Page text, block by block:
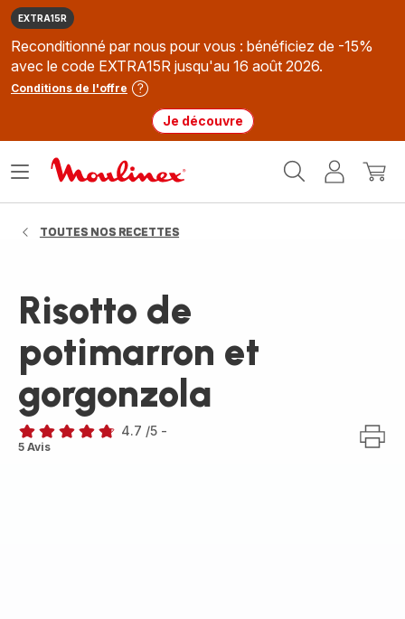
EXTRA15R
Reconditionné par nous pour vous : bénéficiez de -15%
avec le code EXTRA15R jusqu'au 16 août 2026.
Conditions de l'offre
Je découvre
MonMon
Ouvrir
TOUTES NOS RECETTES
Risotto de
potimarron et
gorgonzola
ratings.4.7
4.7 /5 -
5 Avis